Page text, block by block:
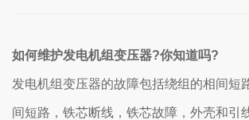
如何维护发电机组变压器?你知道吗?
发电机组变压器的故障包括绕组的相间短
间短路，铁芯断线，铁芯故障，外壳和引